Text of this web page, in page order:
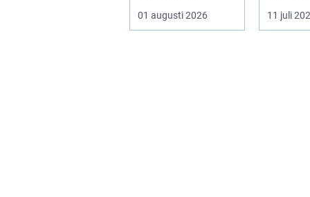
inomhusklimatet
fungerar och ener...
01 augusti 2026
för ett
11 juli